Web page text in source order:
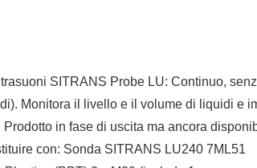
SITRANS Probe LU: Continuo,
Monitora il livello e il volume di liquidi e
in fase di uscita ma ancora
con: Sonda SITRANS LU240 7ML51